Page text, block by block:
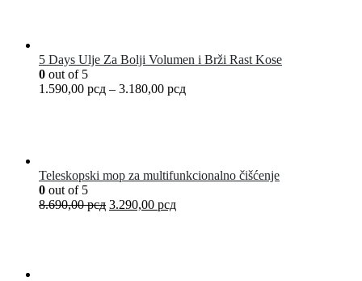
5 Days Ulje Za Bolji Volumen i Brži Rast Kose
0 out of 5
1.590,00 рсд – 3.180,00 рсд
Teleskopski mop za multifunkcionalno čišćenje
0 out of 5
8.690,00рсд 3.290,00 рсд